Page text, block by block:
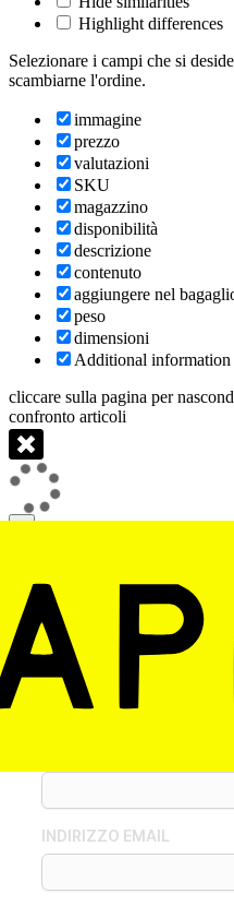
Highlight differences
Selezionare i campi che si
scambiarne l'ordine.
immagine
prezzo
valutazioni
SKU
magazzino
disponibilità
descrizione
contenuto
aggiungere nel
peso
dimensioni
Additional information
cliccare sulla pagina per
confronto articoli
×
GESTIONALE